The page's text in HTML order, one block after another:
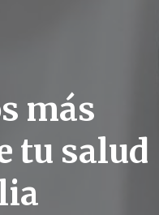
más
tu salud